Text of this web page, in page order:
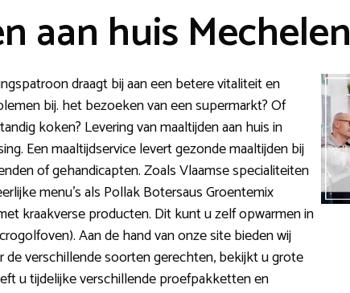
aan huis Mechelen
draagt bij aan een betere vitaliteit en
bij. het bezoeken van een supermarkt? Of
koken? Levering van maaltijden aan huis in
Een maaltijdservice levert gezonde maaltijden bij
of gehandicapten. Zoals Vlaamse specialiteiten
menu’s als Pollak Botersaus Groentemix
kraakverse producten. Dit kunt u zelf opwarmen in
Aan de hand van onze site bieden wij
de verschillende soorten gerechten, bekijkt u grote
u tijdelijke verschillende proefpakketten en